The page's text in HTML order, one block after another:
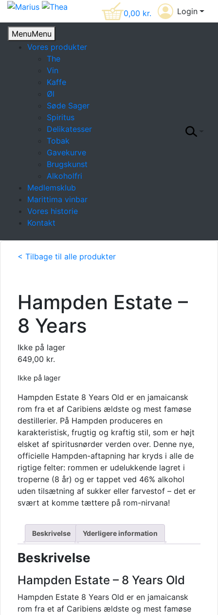
0,00 kr. Login
MenuMenu
Vores produkter
The
Vin
Kaffe
Øl
Søde Sager
Spiritus
Delikatesser
Tobak
Gavekurve
Brugskunst
Alkoholfri
Medlemsklub
Marittima vinbar
Vores historie
Kontakt
< Tilbage til alle produkter
Hampden Estate –
8 Years
Ikke på lager
649,00 kr.
Ikke på lager
Hampden Estate 8 Years Old er en jamaicansk
rom fra et af Caribiens ældste og mest famøse
destillerier. På Hampden produceres en
karakteristisk, frugtig og kraftig stil, som er højt
elsket af spiritusnørder verden over. Denne nye,
officielle Hampden-aftapning har kryds i alle de
rigtige felter: rommen er udelukkende lagret i
troperne (8 år) og er tappet ved 46% alkohol
uden tilsætning af sukker eller farvestof – det er
svært at komme tættere på rom-nirvana!
Beskrivelse Yderligere information
Beskrivelse
Hampden Estate – 8 Years Old
Hampden Estate 8 Years Old er en jamaicansk
rom fra et af Caribiens ældste og mest famøse